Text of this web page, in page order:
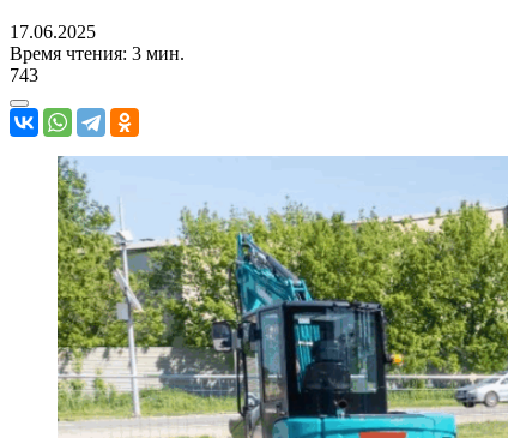
17.06.2025
Время чтения: 3 мин.
743